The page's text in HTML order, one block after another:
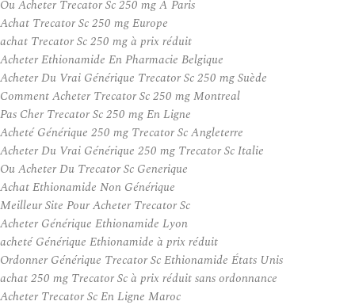
Ou Acheter Trecator Sc 250 mg A Paris
Achat Trecator Sc 250 mg Europe
achat Trecator Sc 250 mg à prix réduit
Acheter Ethionamide En Pharmacie Belgique
Acheter Du Vrai Générique Trecator Sc 250 mg Suède
Comment Acheter Trecator Sc 250 mg Montreal
Pas Cher Trecator Sc 250 mg En Ligne
Acheté Générique 250 mg Trecator Sc Angleterre
Acheter Du Vrai Générique 250 mg Trecator Sc Italie
Ou Acheter Du Trecator Sc Generique
Achat Ethionamide Non Générique
Meilleur Site Pour Acheter Trecator Sc
Acheter Générique Ethionamide Lyon
acheté Générique Ethionamide à prix réduit
Ordonner Générique Trecator Sc Ethionamide États Unis
achat 250 mg Trecator Sc à prix réduit sans ordonnance
Acheter Trecator Sc En Ligne Maroc